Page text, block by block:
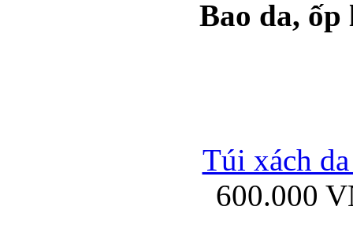
Ốp lưng silicon
Bao da,
Túi xách
600.000